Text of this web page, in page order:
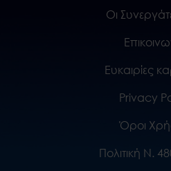
Οι
Ευκαιρίες
Privacy
Όροι
Πολιτική Ν.